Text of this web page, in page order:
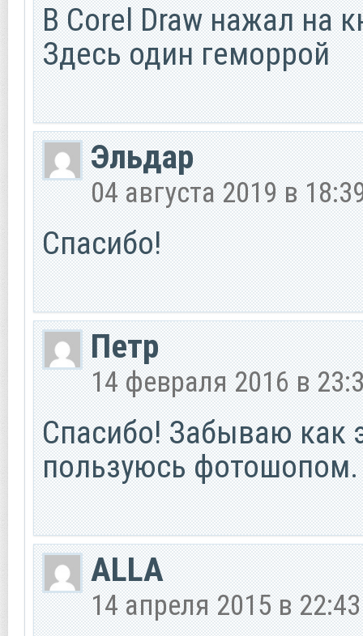
В Corel Draw нажал на
Здесь один геморрой
Эльдар
04 августа 2019 в
Спасибо!
Петр
14 февраля 2016 в
Спасибо! Забываю как
пользуюсь фотошопом.
ALLA
14 апреля 2015 в 22:43